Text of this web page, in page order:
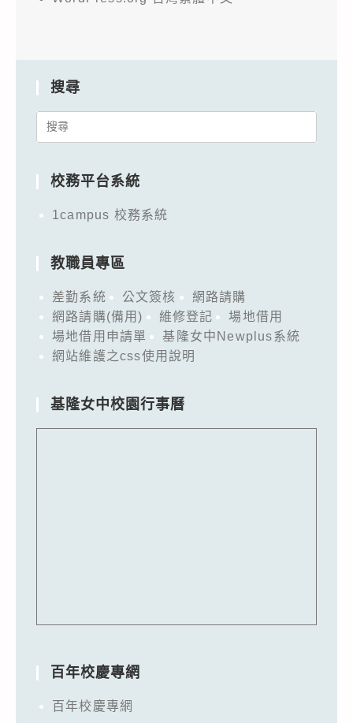
搜尋
Search
校務平台系統
1campus 校務系統
教職員專區
差勤系統 公文簽核
網路請購
網路請購(備用)
維修登記
場地借用
場地借用申請單
基隆女中Newplus系統
網站維護之css使用說明
基隆女中校園行事曆
百年校慶專網
百年校慶專網